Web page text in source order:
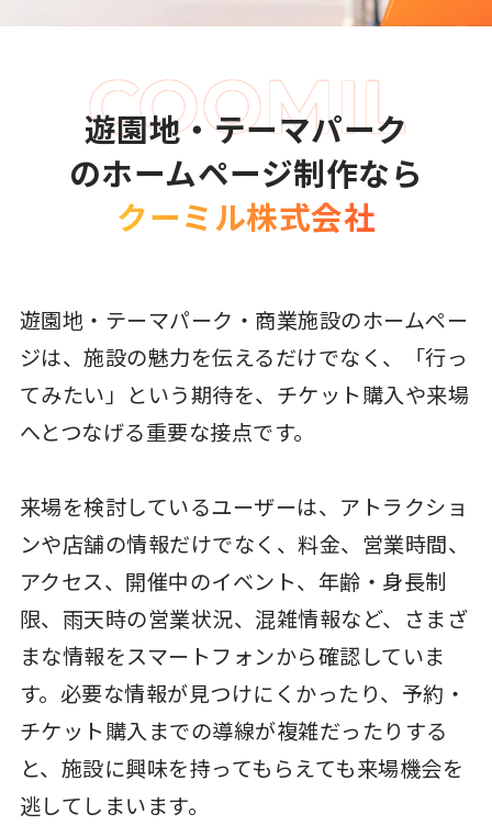
遊園地・テーマパーク
のホームページ制作なら
クーミル株式会社
遊園地・テーマパーク・商業施設のホームペー
ジは、施設の魅力を伝えるだけでなく、「行っ
てみたい」という期待を、チケット購入や来場
へとつなげる重要な接点です。
来場を検討しているユーザーは、アトラクショ
ンや店舗の情報だけでなく、料金、営業時間、
アクセス、開催中のイベント、年齢・身長制
限、雨天時の営業状況、混雑情報など、さまざ
まな情報をスマートフォンから確認していま
す。必要な情報が見つけにくかったり、予約・
チケット購入までの導線が複雑だったりする
と、施設に興味を持ってもらえても来場機会を
逃してしまいます。